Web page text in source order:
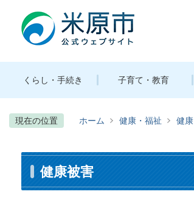
くらし・手続き 子育て・教育
現在の位置 ホーム 健康・福祉 健康
健康被害